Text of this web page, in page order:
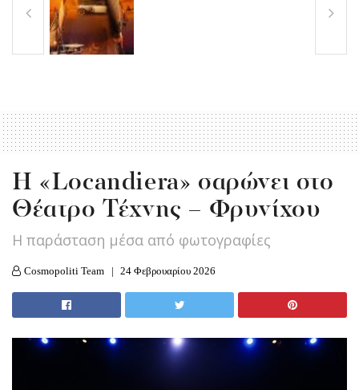
Η «Locandiera» σαρώνει στο
Θέατρο Τέχνης – Φρυνίχου
H παράσταση μέσα από φωτογραφίες
Cosmopoliti Team 24 Φεβρουαρίου 2026